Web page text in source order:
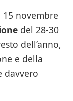
15 novembre
del 28-30
dell’anno,
e della
davvero